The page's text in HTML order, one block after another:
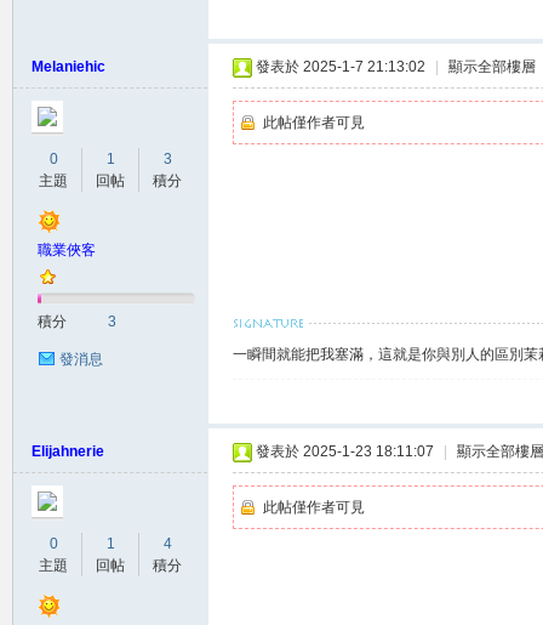
Melaniehic
0
主題
1
回帖
3
積分
職業俠客
積分 3
發消息
發表於 2025-1-7 21:13:02 顯示全部樓層
此帖僅作者可見
一瞬間就能把我塞滿，這就是你與別人的區別茉
Elijahnerie
0
主題
1
回帖
4
積分
發表於 2025-1-23 18:11:07 顯示全部樓層
此帖僅作者可見